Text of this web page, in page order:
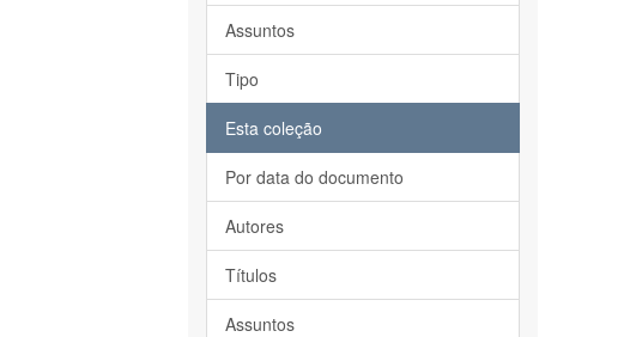
Assuntos
Tipo
Esta coleção
Por data do documento
Autores
Títulos
Assuntos